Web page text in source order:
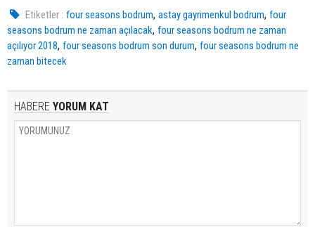
Etiketler : four seasons bodrum,astay gayrimenkul bodrum,four
seasons bodrum ne zaman açılacak, four seasons bodrum ne zaman
açılıyor 2018, four seasons bodrum son durum, four seasons bodrum ne
zaman bitecek
HABERE YORUM KAT